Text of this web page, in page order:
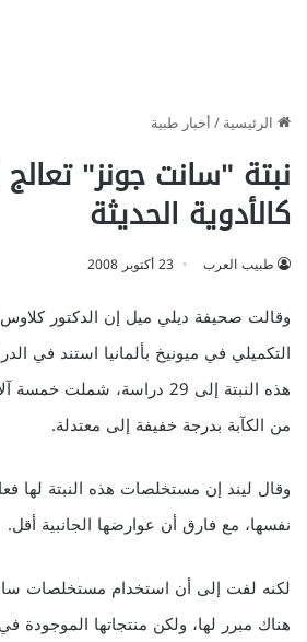
الرئيسية/أخبار طبية
نبتة "سانت جونز" تعالج
كالأدوية الحديثة
طبيب العرب 23 أكتوبر 2008
وقالت صحيفة ديلي ميل إن الدكتور كلاوس
التكميلي في ميونيخ بألمانيا استند في
من الكآبة بدرجة خفيفة إلى معتدلة.
وقال ليند إن مستخلصات هذه النبتة لها
نفسها، مع فارق أن عوارضها الجانبية أقل.
لكنه لفت إلى أن استخدام مستخلصات
هناك مبرر لها، ولكن منتجاتها الموجودة